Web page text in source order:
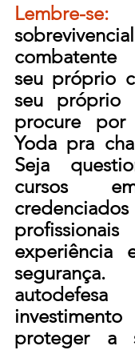
Lembre-se:
seu próprio
seu próprio
procure
Yoda pra
Seja
cursos
experiência
proteger a